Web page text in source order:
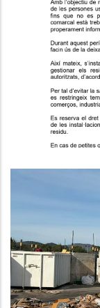
Incendi
Del